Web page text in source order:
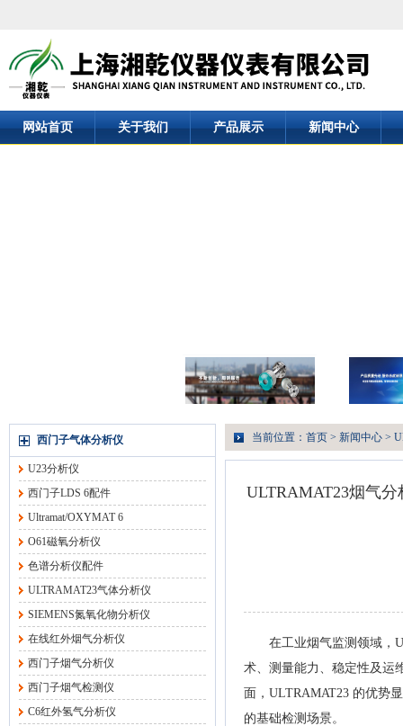
网站首页 关于我们 产品展示 新闻中心
西门子气体分析仪
U23分析仪
西门子LDS 6配件
Ultramat/OXYMAT 6
O61磁氧分析仪
色谱分析仪配件
ULTRAMAT23气体分析仪
SIEMENS氮氧化物分析仪
在线红外烟气分析仪
西门子烟气分析仪
西门子烟气检测仪
C6红外氢气分析仪
当前位置： 首页 > 新闻中心 >
ULTRAMAT23烟气
在工业烟气监测领域，
术、测量能力、稳定性及运
面，ULTRAMAT23 的优势
的基础检测场景。